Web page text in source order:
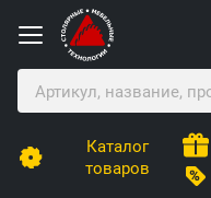
Каталог
товаров